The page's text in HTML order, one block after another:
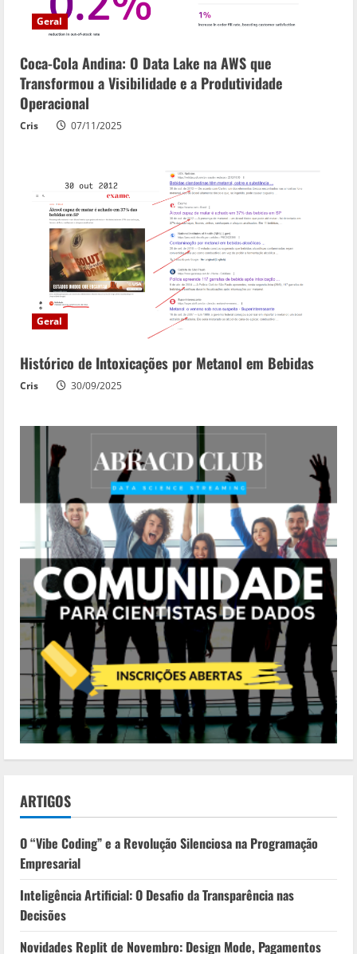
Geral
Coca-Cola Andina: O Data Lake na AWS que
Transformou a Visibilidade e a Produtividade
Operacional
Cris 07/11/2025
Geral
Histórico de Intoxicações por Metanol em Bebidas
Cris 30/09/2025
ARTIGOS
O “Vibe Coding” e a Revolução Silenciosa na Programação
Empresarial
Inteligência Artificial: O Desafio da Transparência nas
Decisões
Novidades Replit de Novembro: Design Mode, Pagamentos